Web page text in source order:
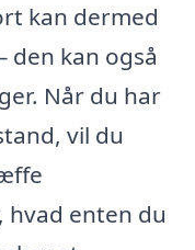
kan dermed
den kan også
Når du har
vil du
enten du